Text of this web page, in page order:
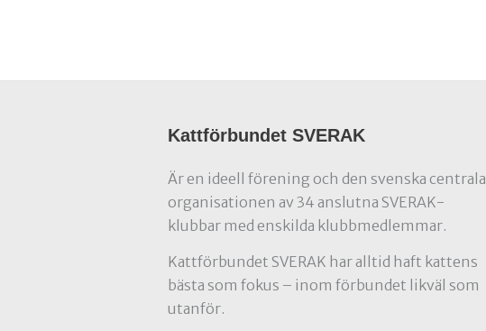
Kattförbundet SVERAK
Är en ideell förening och den svenska centrala
organisationen av 34 anslutna SVERAK-
klubbar med enskilda klubbmedlemmar.
Kattförbundet SVERAK har alltid haft kattens
bästa som fokus – inom förbundet likväl som
utanför.